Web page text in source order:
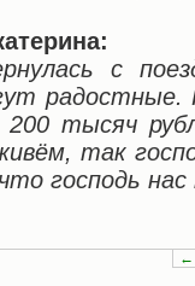
с
радостные.
200 тысяч
так
господь
←